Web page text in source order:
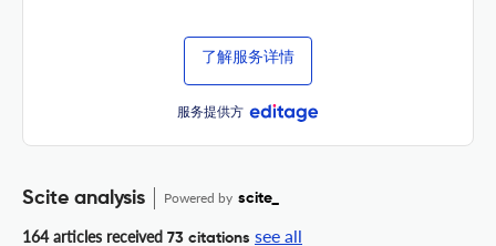
了解服务详情
服务提供方
Scite analysis Powered by scite_
164 articles received 73 citations see all